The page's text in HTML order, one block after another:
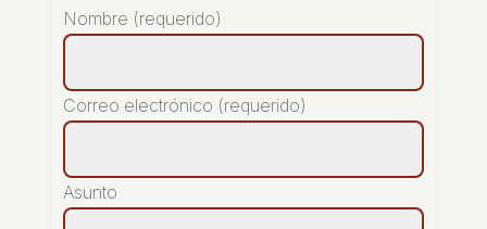
Nombre (requerido)
Correo electrónico (requerido)
Asunto